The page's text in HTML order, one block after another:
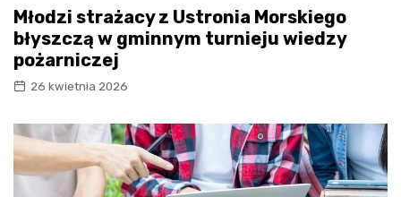
Młodzi strażacy z Ustronia Morskiego
błyszczą w gminnym turnieju wiedzy
pożarniczej
26 kwietnia 2026